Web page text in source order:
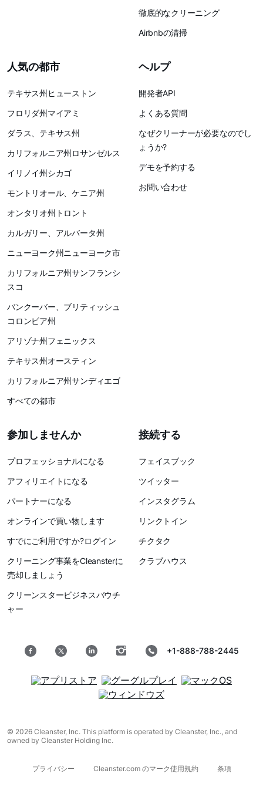
徹底的なクリーニング
Airbnbの清掃
人気の都市
テキサス州ヒューストン
フロリダ州マイアミ
ダラス、テキサス州
カリフォルニア州ロサンゼルス
イリノイ州シカゴ
モントリオール、ケニア州
オンタリオ州トロント
カルガリー、アルバータ州
ニューヨーク州ニューヨーク市
カリフォルニア州サンフランシ
スコ
バンクーバー、ブリティッシュ
コロンビア州
アリゾナ州フェニックス
テキサス州オースティン
カリフォルニア州サンディエゴ
すべての都市
ヘルプ
開発者API
よくある質問
なぜクリーナーが必要なのでし
ょうか?
デモを予約する
お問い合わせ
参加しませんか
プロフェッショナルになる
アフィリエイトになる
パートナーになる
オンラインで買い物します
すでにご利用ですか?ログイン
クリーニング事業をCleansterに
売却しましょう
クリーンスタービジネスバウチ
ャー
接続する
フェイスブック
ツイッター
インスタグラム
リンクトイン
チクタク
クラブハウス
+1-888-788-2445
© 2026 Cleanster, Inc. This platform is operated by Cleanster, Inc., and
owned by Cleanster Holding Inc.
プライバシー Cleanster.com のマーク使用規約 条項